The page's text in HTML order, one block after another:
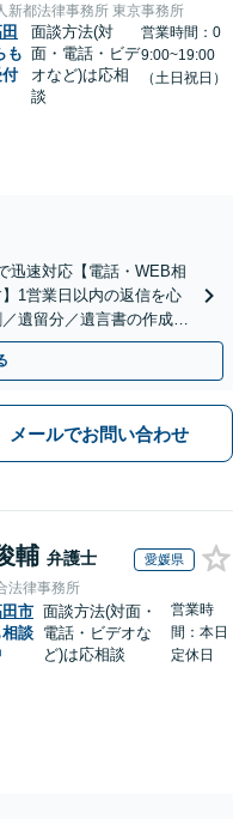
新都法律事務所 東京事務所
も
面談方法(対
面・電話・ビデ
オなど)は応相
談
営業時間：0
9:00~19:00
（土日祝日）
迅速対応【電話・WEB相
1営業日以内の返信を心
遺留分／遺言書の作成・
日相談あり】
メールでお問い合わせ
輔 弁護士 愛媛県
法律事務所
市
談
面談方法(対面・
電話・ビデオな
ど)は応相談
営業時
間：本日
定休日